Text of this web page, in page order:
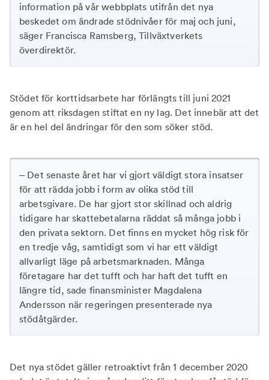
information på vår webbplats utifrån det nya
beskedet om ändrade stödnivåer för maj och juni,
säger Francisca Ramsberg, Tillväxtverkets
överdirektör.
Stödet för korttidsarbete har förlängts till juni 2021
genom att riksdagen stiftat en ny lag. Det innebär att det
är en hel del ändringar för den som söker stöd.
– Det senaste året har vi gjort väldigt stora insatser
för att rädda jobb i form av olika stöd till
arbetsgivare. De har gjort stor skillnad och aldrig
tidigare har skattebetalarna räddat så många jobb i
den privata sektorn. Det finns en mycket hög risk för
en tredje våg, samtidigt som vi har ett väldigt
allvarligt läge på arbetsmarknaden. Många
företagare har det tufft och har haft det tufft en
längre tid, sade finansminister Magdalena
Andersson när regeringen presenterade nya
stödåtgärder.
Det nya stödet gäller retroaktivt från 1 december 2020